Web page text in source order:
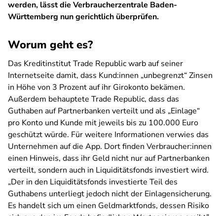
werden, lässt die Verbraucherzentrale Baden-
Württemberg nun gerichtlich überprüfen.
Worum geht es?
Das Kreditinstitut Trade Republic warb auf seiner
Internetseite damit, dass Kund:innen „unbegrenzt“Zinsen
in Höhe von 3 Prozent auf ihr Girokonto bekämen.
Außerdem behauptete Trade Republic, dass das
Guthaben auf Partnerbanken verteilt und als „Einlage“
pro Konto und Kunde mit jeweils bis zu 100.000 Euro
geschützt würde. Für weitere Informationen verwies das
Unternehmen auf die App. Dort finden Verbraucher:innen
einen Hinweis, dass ihr Geld nicht nur auf Partnerbanken
verteilt, sondern auch in Liquiditätsfonds investiert wird.
„Der in den Liquiditätsfonds investierte Teil des
Guthabens unterliegt jedoch nicht der Einlagensicherung.
Es handelt sich um einen Geldmarktfonds, dessen Risiko